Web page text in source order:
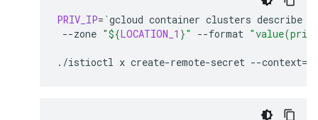
PRIV_IP= `gcloud container clusters describe
--zone "${LOCATION_1 }" --format
./istioctl x create-remote-secret --context=